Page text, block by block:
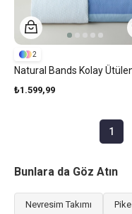
₺1.599,99
2
1
Bunlara da Göz Atın
Nevresim Takımı Pike